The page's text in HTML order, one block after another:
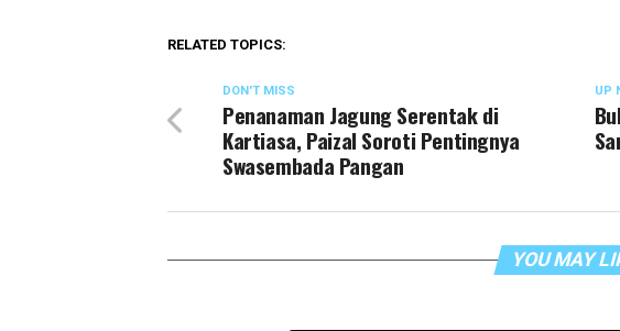
RELATED TOPICS:
UP
DON'T MISS
Penanaman Jagung Serentak di
Kartiasa, Paizal Soroti Pentingnya
Swasembada Pangan
YOU MAY